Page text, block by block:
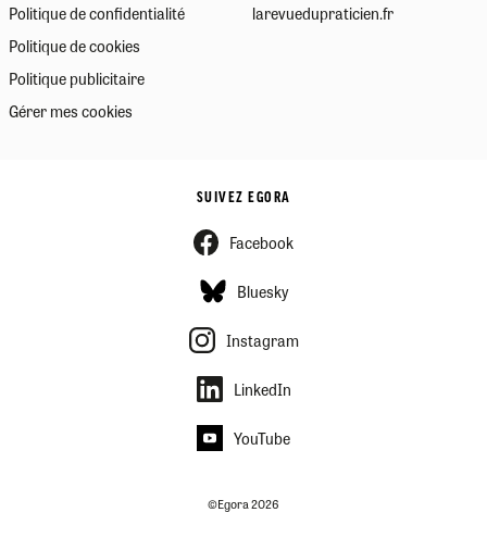
Politique de confidentialité
Politique de cookies
Politique publicitaire
Gérer mes cookies
larevuedupraticien.fr
SUIVEZ EGORA
Facebook
Bluesky
Instagram
LinkedIn
YouTube
©Egora 2026